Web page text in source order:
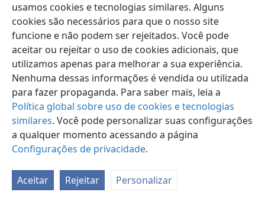
usamos cookies e tecnologias similares. Alguns
cookies são necessários para que o nosso site
funcione e não podem ser rejeitados. Você pode
aceitar ou rejeitar o uso de cookies adicionais, que
utilizamos apenas para melhorar a sua experiência.
Nenhuma dessas informações é vendida ou utilizada
para fazer propaganda. Para saber mais, leia a
Política global sobre uso de cookies e tecnologias
similares. Você pode personalizar suas configurações
a qualquer momento acessando a página
Configurações de privacidade.
Aceitar Rejeitar Personalizar
Português (Brasil) Preferências
Copyright© 2026 Watch Tower Bible and Tract Society of Pennsylvania
Termos de Uso
Política de Privacidade
Configurações de Privacidade
JW.ORG Login